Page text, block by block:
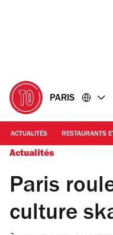
PARIS
ACTUALITÉS RESTAURANTS
Actualités
Paris
culture